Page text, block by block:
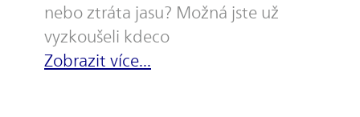
nebo ztráta jasu? Možná jste už
vyzkoušeli kdeco
Zobrazit více...